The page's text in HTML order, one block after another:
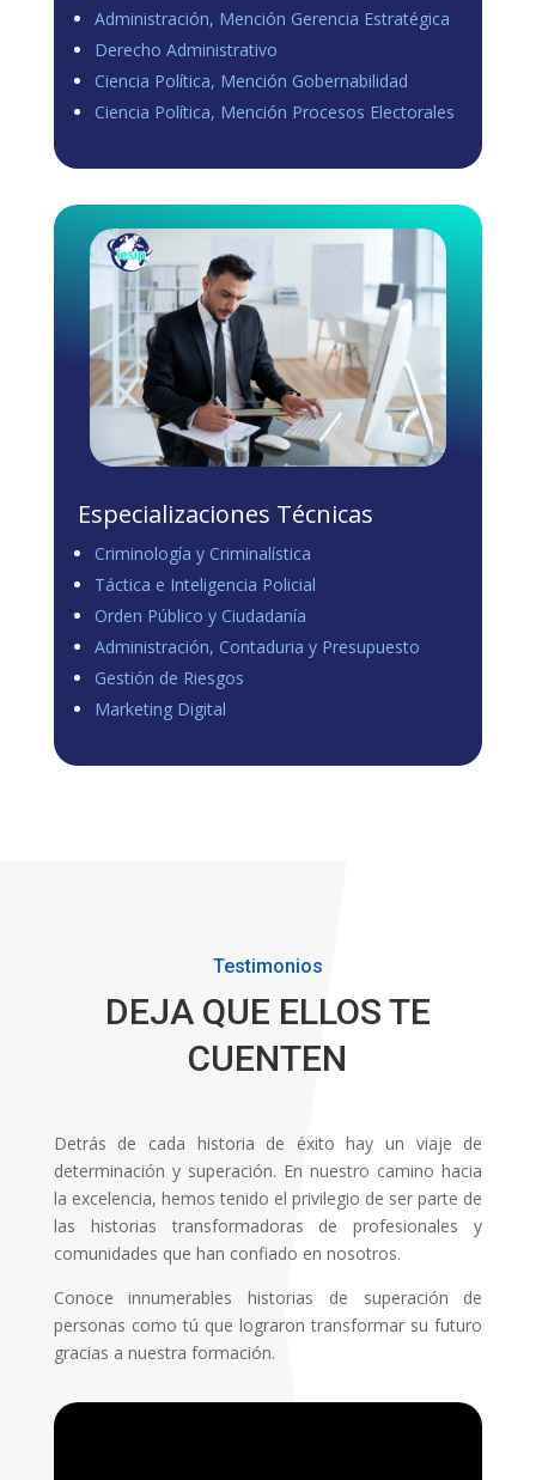
Administración, Mención Gerencia Estratégica
Derecho Administrativo
Ciencia Política, Mención Gobernabilidad
Ciencia Política, Mención Procesos Electorales
Especializaciones Técnicas
Criminología y Criminalística
Táctica e Inteligencia Policial
Orden Público y Ciudadanía
Administración, Contaduria y Presupuesto
Gestión de Riesgos
Marketing Digital
Testimonios
DEJA QUE ELLOS TE
CUENTEN
Detrás de cada historia de éxito hay un viaje de
determinación y superación. En nuestro camino hacia
la excelencia, hemos tenido el privilegio de ser parte de
las historias transformadoras de profesionales y
comunidades que han confiado en nosotros.
Conoce innumerables historias de superación de
personas como tú que lograron transformar su futuro
gracias a nuestra formación.